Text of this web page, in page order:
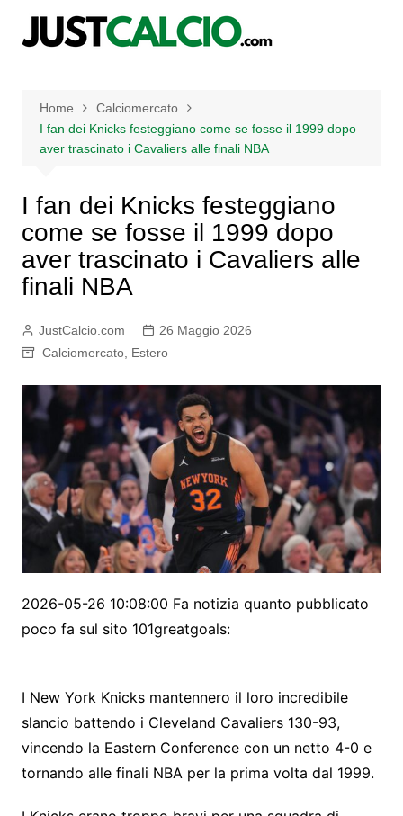
Home
Calciomercato
I fan dei Knicks festeggiano come se fosse il 1999 dopo
aver trascinato i Cavaliers alle finali NBA
I fan dei Knicks festeggiano
come se fosse il 1999 dopo
aver trascinato i Cavaliers alle
finali NBA
JustCalcio.com
26 Maggio 2026
Calciomercato, Estero
2026-05-26 10:08:00 Fa notizia quanto pubblicato
poco fa sul sito 101greatgoals:
I New York Knicks mantennero il loro incredibile
slancio battendo i Cleveland Cavaliers 130-93,
vincendo la Eastern Conference con un netto 4-0 e
tornando alle finali NBA per la prima volta dal 1999.